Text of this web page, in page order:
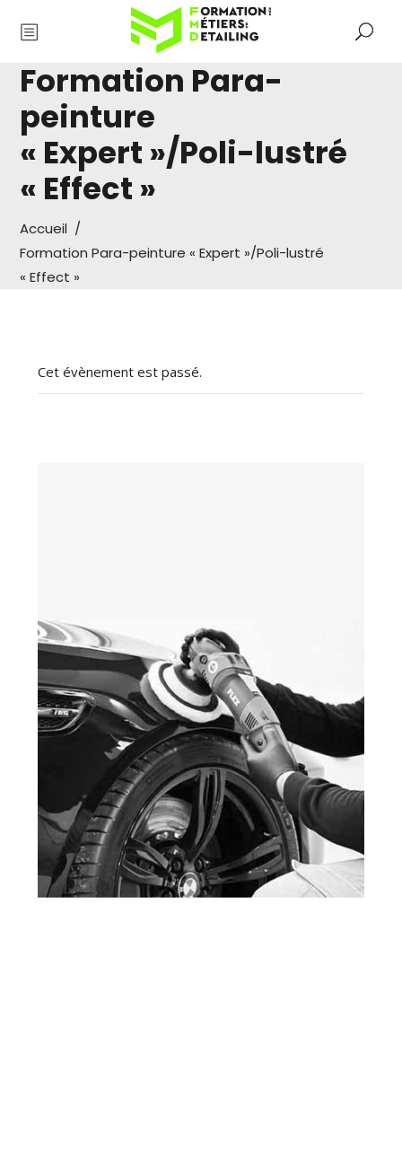
Formation Para-
peinture
« Expert »/Poli-lustré
« Effect »
Accueil /
Formation Para-peinture « Expert »/Poli-lustré
« Effect »
Cet évènement est passé.